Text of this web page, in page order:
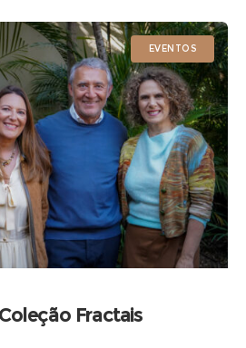
EVENTOS
Fractais